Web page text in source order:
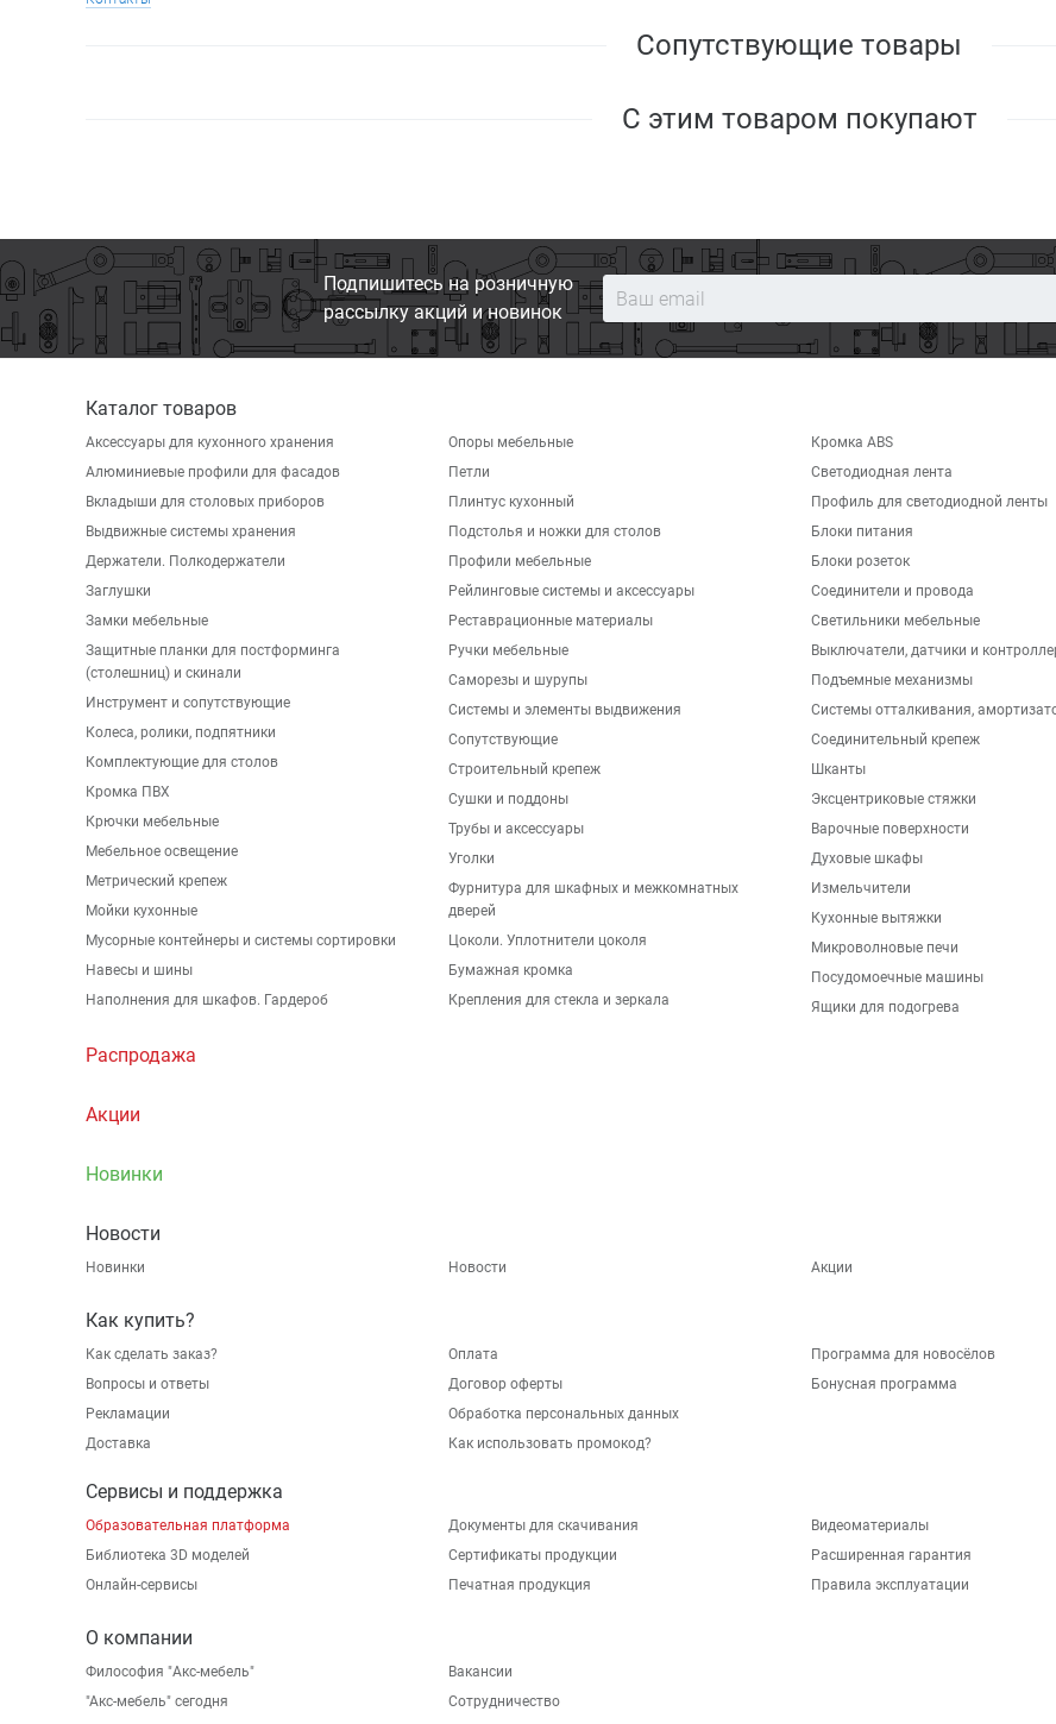
Сопутствующие товары
С этим товаром покупают
Подпишитесь на розничную
рассылку акций и новинок
Каталог товаров
Аксессуары для кухонного хранения
Алюминиевые профили для фасадов
Вкладыши для столовых приборов
Выдвижные системы хранения
Держатели. Полкодержатели
Заглушки
Замки мебельные
Защитные планки для постформинга
(столешниц) и скинали
Инструмент и сопутствующие
Колеса, ролики, подпятники
Комплектующие для столов
Кромка ПВХ
Крючки мебельные
Мебельное освещение
Метрический крепеж
Мойки кухонные
Мусорные контейнеры и системы сортировки
Навесы и шины
Наполнения для шкафов. Гардероб
Опоры мебельные
Петли
Плинтус кухонный
Подстолья и ножки для столов
Профили мебельные
Рейлинговые системы и аксессуары
Реставрационные материалы
Ручки мебельные
Саморезы и шурупы
Системы и элементы выдвижения
Сопутствующие
Строительный крепеж
Сушки и поддоны
Трубы и аксессуары
Уголки
Фурнитура для шкафных и межкомнатных
дверей
Цоколи. Уплотнители цоколя
Бумажная кромка
Крепления для стекла и зеркала
Кромка ABS
Светодиодная лента
Профиль для светодиодной ленты
Блоки питания
Блоки розеток
Соединители и провода
Светильники мебельные
Выключатели, датчики и
Подъемные механизмы
Системы отталкивания,
Соединительный крепеж
Шканты
Эксцентриковые стяжки
Варочные поверхности
Духовые шкафы
Измельчители
Кухонные вытяжки
Микроволновые печи
Посудомоечные машины
Ящики для подогрева
Распродажа
Акции
Новинки
Новости
Новинки Новости Акции
Как купить?
Как сделать заказ?
Вопросы и ответы
Рекламации
Доставка
Оплата
Договор оферты
Обработка персональных данных
Как использовать промокод?
Программа для новосёлов
Бонусная программа
Сервисы и поддержка
Образовательная платформа
Библиотека 3D моделей
Онлайн-сервисы
Документы для скачивания
Сертификаты продукции
Печатная продукция
Видеоматериалы
Расширенная гарантия
Правила эксплуатации
О компании
Философия "Акс-мебель"
"Aкс-мебель" сегодня
Вакансии
Сотрудничество